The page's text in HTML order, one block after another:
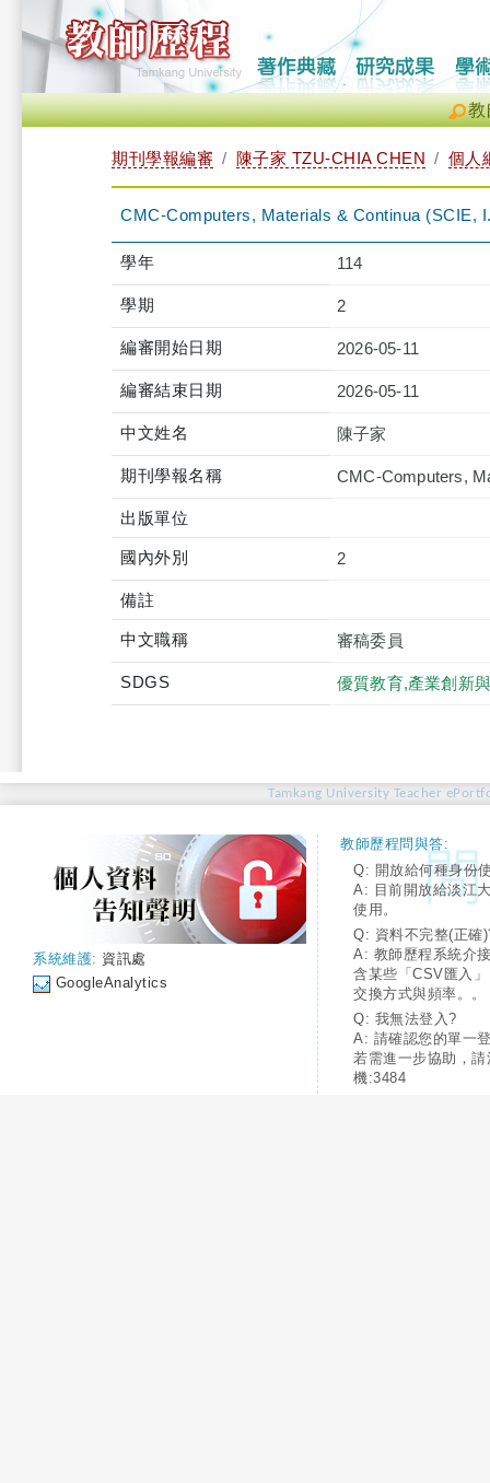
教
期刊學報編審 陳子家 TZU-CHIA CHEN 個人
CMC-Computers, Materials & Continua (SCIE,
學年 114
學期 2
編審開始日期 2026-05-11
編審結束日期 2026-05-11
中文姓名 陳子家
期刊學報名稱 CMC-Computers,
出版單位
國內外別 2
備註
中文職稱 審稿委員
SDGS 優質教育,產業創新
Tamkang University Teacher
系統維護: 資訊處
GoogleAnalytics
教師歷程問與答:
Q: 開放給何種身份
A: 目前開放給淡江
使用。
Q: 資料不完整(正確
A: 教師歷程系統介
含某些「CSV匯入
交換方式與頻率。。
Q: 我無法登入?
A: 請確認您的單一
若需進一步協助，
機:3484